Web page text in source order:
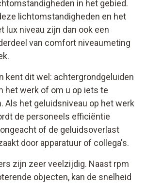
in het gebied.
lichtomstandigheden en het
lux niveau zijn dan ook een
van comfort niveaumeting
kent dit wel: achtergrondgeluiden
het werk of om u op iets te
Als het geluidsniveau op het werk
de personeels efficiëntie
of de geluidsoverlast
door apparatuur of collega's.
zijn zeer veelzijdig. Naast rpm
objecten, kan de snelheid